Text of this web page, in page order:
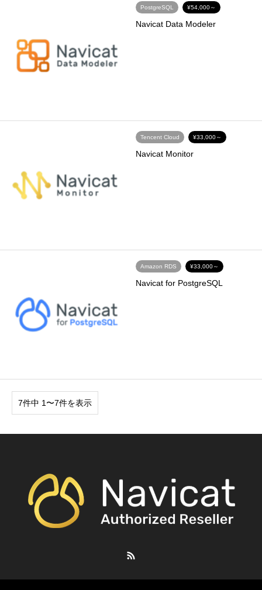
PostgreSQL ¥54,000～
Navicat Data Modeler
Tencent Cloud ¥33,000～
Navicat Monitor
Amazon RDS ¥33,000～
Navicat for PostgreSQL
7件中 1〜7件を表示